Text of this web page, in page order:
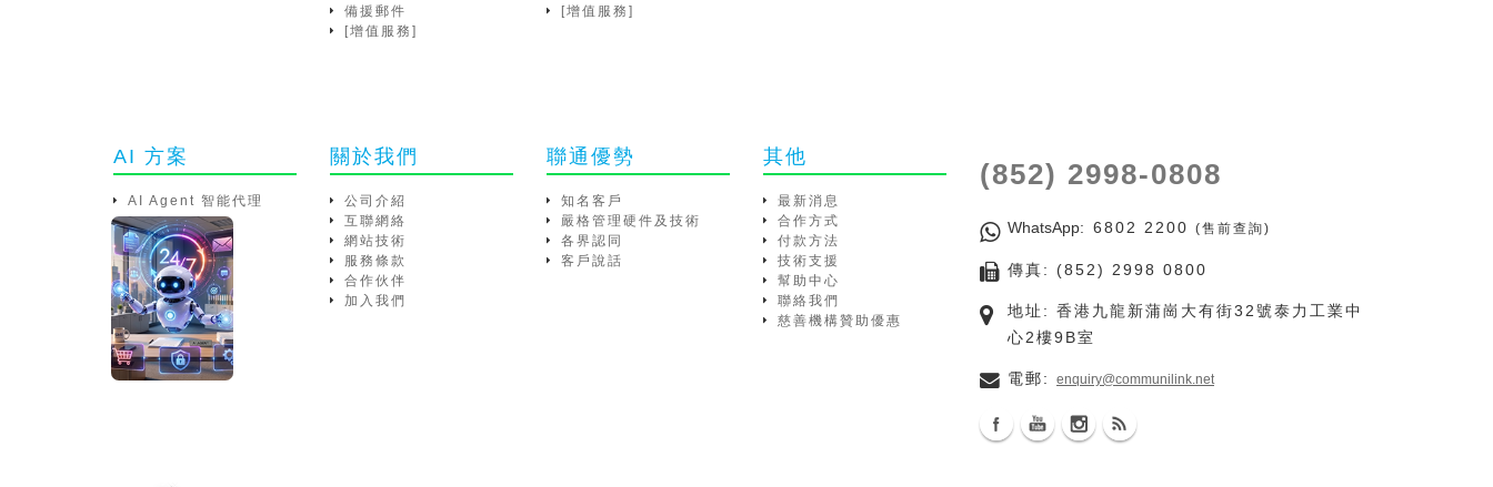
備援郵件
[增值服務]
[增值服務]
AI 方案
AI Agent 智能代理
關於我們
公司介紹
互聯網絡
網站技術
服務條款
合作伙伴
加入我們
聯通優勢
知名客戶
嚴格管理硬件及技術
各界認同
客戶說話
其他
最新消息
合作方式
付款方法
技術支援
幫助中心
聯絡我們
慈善機構贊助優惠
(852) 2998-0808
WhatsApp: 6802 2200 (售前查詢)
傳真: (852) 2998 0800
地址: 香港九龍新蒲崗大有街32號泰力工業中
心2樓9B室
電郵: enquiry@communilink.net